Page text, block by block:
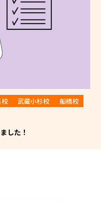
武蔵小杉校 船橋校
した！